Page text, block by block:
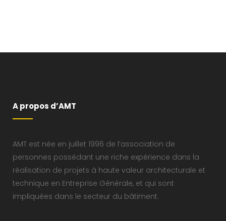
A propos d’AMT
AMT est née en juillet 1996 de l’association de
personnes possédant une riche expérience dans la
réalisation de projets à haute valeur architecturale et
technique en Entreprise Générale, et qui sont
impliquées dans le secteur du bâtiment.